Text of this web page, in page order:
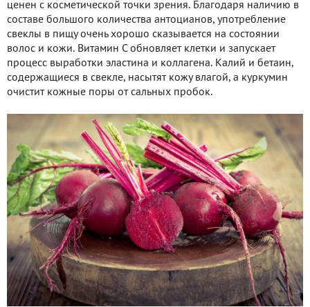
ценен с косметической точки зрения. Благодаря наличию в
составе большого количества антоцианов, употребление
свеклы в пищу очень хорошо сказывается на состоянии
волос и кожи. Витамин С обновляет клетки и запускает
процесс выработки эластина и коллагена. Калий и бетаин,
содержащиеся в свекле, насытят кожу влагой, а куркумин
очистит кожные поры от сальных пробок.